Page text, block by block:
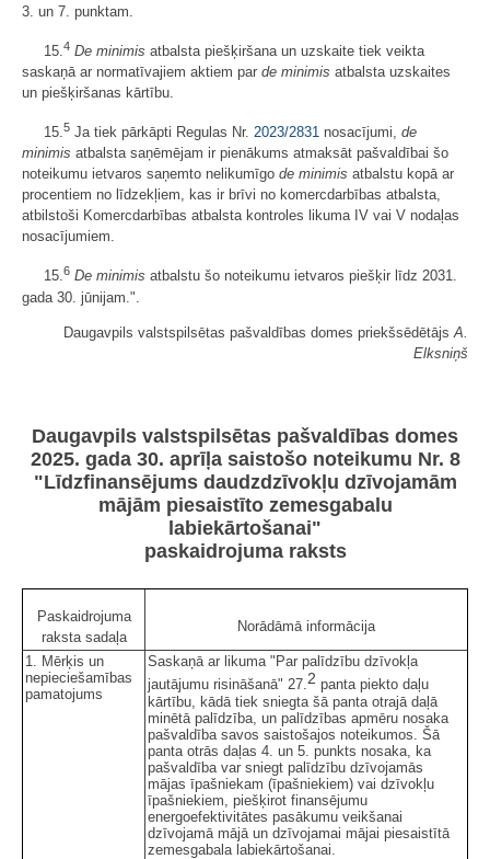
3. un 7. punktam.
15. 4 De minimis atbalsta piešķiršana un uzskaite tiek veikta
saskaņā ar normatīvajiem aktiem par de minimis atbalsta uzskaites
un piešķiršanas kārtību.
15.5 Ja tiek pārkāpti Regulas Nr. 2023/2831 nosacījumi, de
minimis atbalsta saņēmējam ir pienākums atmaksāt pašvaldībai šo
noteikumu ietvaros saņemto nelikumīgo de minimis atbalstu kopā ar
procentiem no līdzekļiem, kas ir brīvi no komercdarbības atbalsta,
atbilstoši Komercdarbības atbalsta kontroles likuma IV vai V nodaļas
nosacījumiem.
15.6 De minimis atbalstu šo noteikumu ietvaros piešķir līdz 2031.
gada 30. jūnijam.".
Daugavpils valstspilsētas pašvaldības domes priekšsēdētājs A.
Elksniņš
Daugavpils valstspilsētas pašvaldības domes
2025. gada 30. aprīļa saistošo noteikumu Nr. 8
"Līdzfinansējums daudzdzīvokļu dzīvojamām
mājām piesaistīto zemesgabalu
labiekārtošanai"
paskaidrojuma raksts
Paskaidrojuma
raksta sadaļa
Norādāmā informācija
1. Mērķis un
nepieciešamības
pamatojums
Saskaņā ar likuma "Par palīdzību dzīvokļa
jautājumu risināšanā" 27.2 panta piekto daļu
kārtību, kādā tiek sniegta šā panta otrajā daļā
minētā palīdzība, un palīdzības apmēru nosaka
pašvaldība savos saistošajos noteikumos. Šā
panta otrās daļas 4. un 5. punkts nosaka, ka
pašvaldība var sniegt palīdzību dzīvojamās
mājas īpašniekam (īpašniekiem) vai dzīvokļu
īpašniekiem, piešķirot finansējumu
energoefektivitātes pasākumu veikšanai
dzīvojamā mājā un dzīvojamai mājai piesaistītā
zemesgabala labiekārtošanai.